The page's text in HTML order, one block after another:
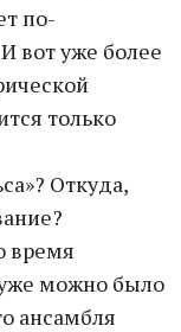
по-
вот уже более
только
Откуда,
время
можно было
ансамбля